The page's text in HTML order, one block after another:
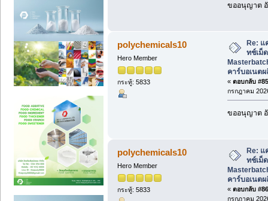
ขออนุญาต
polychemicals10
Hero Member
กระทู้: 5833
Re: แ
ทช์เม็
คาร์บอเนต
« ตอบกลับ
กรกฎาคม
ขออนุญาต
polychemicals10
Hero Member
กระทู้: 5833
Re: แ
ทช์เม็
คาร์บอเนต
« ตอบกลับ
กรกฎาคม